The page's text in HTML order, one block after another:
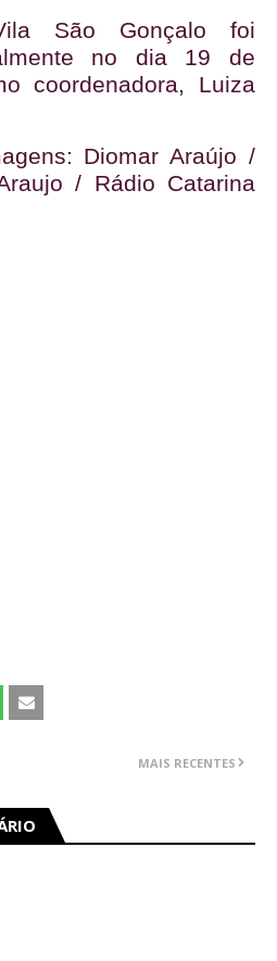
São Gonçalo foi
no dia 19 de
coordenadora, Luiza
Diomar Araújo /
/ Rádio Catarina
MAIS RECENTES